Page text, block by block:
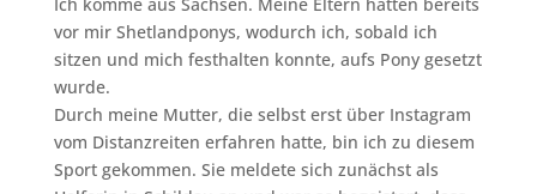
vor mir Shetlandponys, wodurch ich, sobald ich
sitzen und mich festhalten konnte, aufs Pony gesetzt
wurde.
Durch meine Mutter, die selbst erst über Instagram
vom Distanzreiten erfahren hatte, bin ich zu diesem
Sport gekommen. Sie meldete sich zunächst als